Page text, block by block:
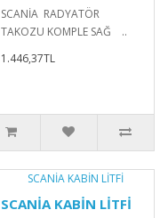
SCANİA RADYATÖR
TAKOZU KOMPLE SAĞ ..
1.446,37TL
SCANİA KABİN LİTFİ